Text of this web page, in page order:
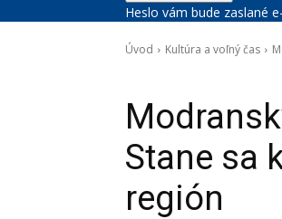
Heslo vám bude zaslané
Úvod Kultúra a voľný čas
Stane sa
región